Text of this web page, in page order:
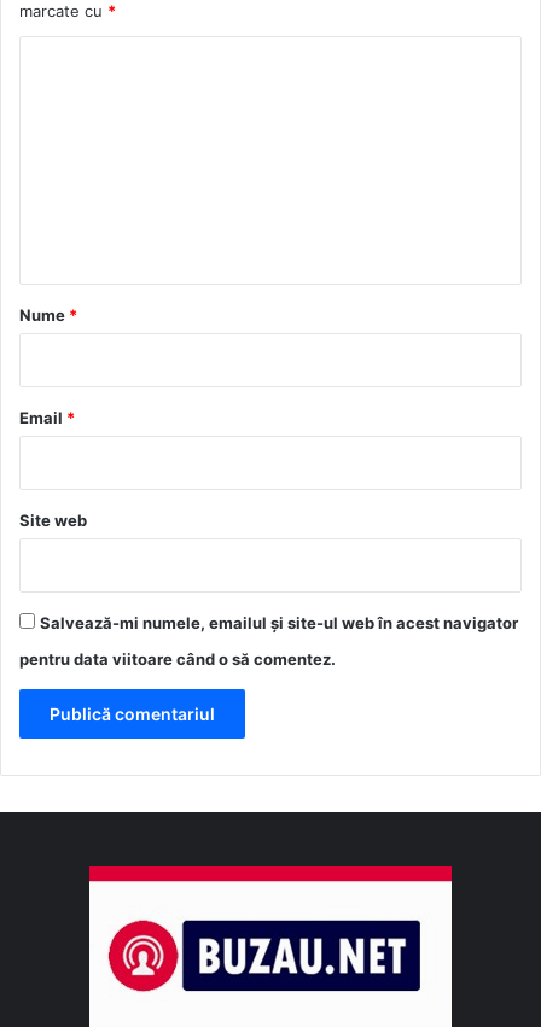
marcate cu *
r
*
Nume *
Email *
Site web
Salvează-mi numele, emailul și site-ul web în acest navigator
pentru data viitoare când o să comentez.